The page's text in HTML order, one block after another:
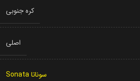
کره جنوبی
اصلی
سوناتا Sonata